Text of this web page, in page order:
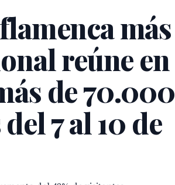
más
reúne en
de 70.000
7 al 10 de